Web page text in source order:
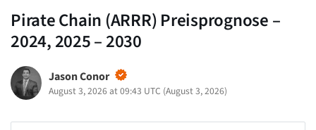
Pirate Chain (ARRR) Preisprognose –
2024, 2025 – 2030
Jason Conor
August 3, 2026 at 09:43 UTC (August 3, 2026)